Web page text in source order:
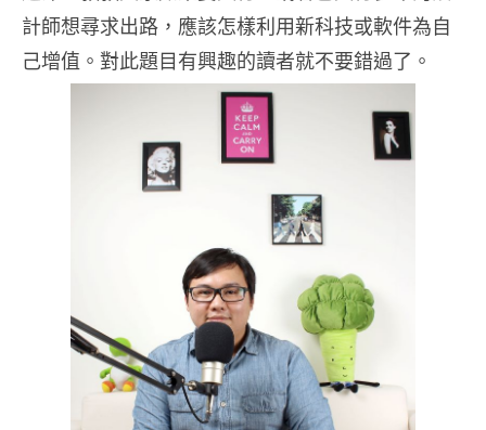
計師想尋求出路，應該怎樣利用新科技或軟件為自
己增值。對此題目有興趣的讀者就不要錯過了。